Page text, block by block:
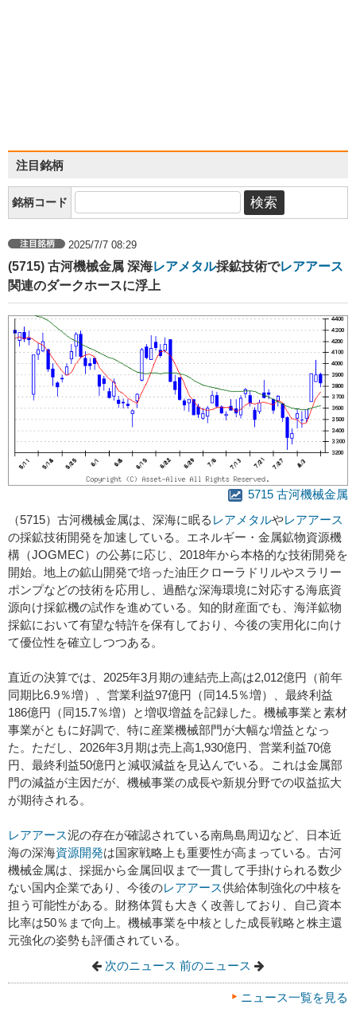
注目銘柄
銘柄コード
2025/7/7 08:29
(5715) 古河機械金属 深海レアメタル採鉱技術でレアアース
関連のダークホースに浮上
5715 古河機械金属
（5715）古河機械金属は、深海に眠る レアメタルやレアアース
の採鉱技術開発を加速している。エネルギー・金属鉱物資源機
構（JOGMEC）の公募に応じ、2018年から本格的な技術開発を
開始。地上の鉱山開発で培った油圧クローラドリルやスラリー
ポンプなどの技術を応用し、過酷な深海環境に対応する海底資
源向け採鉱機の試作を進めている。知的財産面でも、海洋鉱物
採鉱において有望な特許を保有しており、今後の実用化に向け
て優位性を確立しつつある。
直近の決算では、2025年3月期の連結売上高は2,012億円（前年
同期比6.9％増）、営業利益97億円（同14.5％増）、最終利益
186億円（同15.7％増）と増収増益を記録した。機械事業と素材
事業がともに好調で、特に産業機械部門が大幅な増益となっ
た。ただし、2026年3月期は売上高1,930億円、営業利益70億
円、最終利益50億円と減収減益を見込んでいる。これは金属部
門の減益が主因だが、機械事業の成長や新規分野での収益拡大
が期待される。
レアアース泥の存在が確認されている南鳥島周辺など、日本近
海の深海資源開発は国家戦略上も重要性が高まっている。古河
機械金属は、採掘から金属回収まで一貫して手掛けられる数少
ない国内企業であり、今後のレアアース供給体制強化の中核を
担う可能性がある。財務体質も大きく改善しており、自己資本
比率は50％まで向上。機械事業を中核とした成長戦略と株主還
元強化の姿勢も評価されている。
次のニュース 前のニュース
ニュース一覧を見る